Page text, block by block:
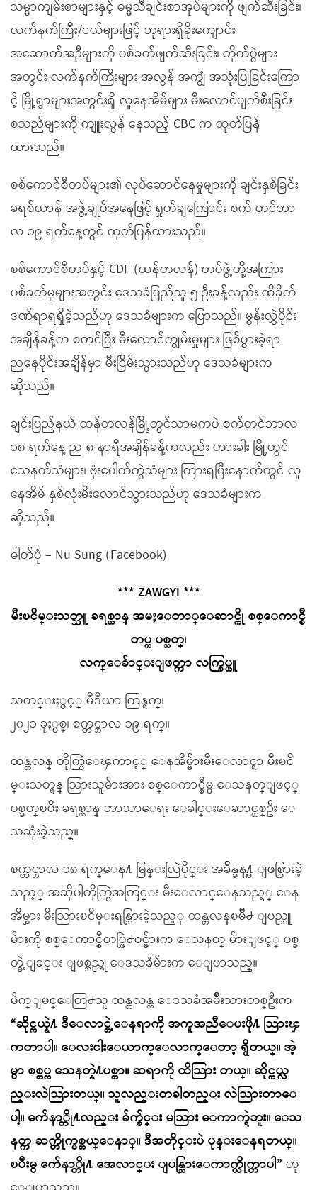
သမ္မာကျမ်းစာများနှင့် ဓမ္မသီချင်းစာအုပ်များကို ဖျက်ဆီးခြင်း၊
လက်နက်ကြီး/ငယ်များဖြင့် ဘုရားရှိခိုးကျောင်း
အဆောက်အဦများကို ပစ်ခတ်ဖျက်ဆီးခြင်း၊ တိုက်ပွဲများ
အတွင်း လက်နက်ကြီးများ အလွန် အကျွံ အသုံးပြုခြင်းကြော
င့် မြို့ရွာများအတွင်းရှိ လူနေအိမ်များ မီးလောင်ပျက်စီးခြင်း
စသည်များကို ကျူးလွန် နေသည့် CBC က ထုတ်ပြန်
ထားသည်။
စစ်ကောင်စီတပ်များ၏ လုပ်ဆောင်နေမှုများကို ချင်းနှစ်ခြင်း
ခရစ်ယာန် အဖွဲ့ချုပ်အနေဖြင့် ရှုတ်ချကြောင်း စက် တင်ဘာ
လ ၁၉ ရက်နေ့တွင် ထုတ်ပြန်ထားသည်။
စစ်ကောင်စီတပ်နှင့် CDF (ထန်တလန်) တပ်ဖွဲ့တို့အကြား
ပစ်ခတ်မှုများအတွင်း ဒေသခံပြည်သူ ၅ ဦးခန့်လည်း ထိခိုက်
ဒဏ်ရာရရှိခဲ့သည်ဟု ဒေသခံများက ပြောသည်။ မွန်းလွှဲပိုင်း
အချိန်ခန့်က စတင်ပြီး မီးလောင်ကျွမ်းမှုများ ဖြစ်ပွားခဲ့ရာ
ညနေပိုင်းအချိန်မှာ မီးငြိမ်းသွားသည်ဟု ဒေသခံများက
ဆိုသည်။
ချင်းပြည်နယ် ထန်တလန်မြို့တွင်သာမကပဲ စက်တင်ဘာလ
၁၈ ရက်နေ့ ည ၈ နာရီအချိန်ခန့်ကလည်း ဟားခါး မြို့တွင်
သေနတ်သံများ၊ ဗုံးပေါက်ကွဲသံများ ကြားရပြီးနောက်တွင် လူ
နေအိမ် နှစ်လုံးမီးလောင်သွားသည်ဟု ဒေသခံများက
ဆိုသည်။
ဓါတ်ပုံ – Nu Sung (Facebook)
*** ZAWGYI ***
မီးၿငိမ္းသတ္သူ ခရစ္ယာန္ အမႈေတာ္ေဆာင္ကို စစ္ေကာင္စီ
တပ္က ပစ္သတ္၊
လက္ေခ်ာင္းျဖတ္ကာ လက္စြပ္ယူ
သတင္းႏွင့္ မီဒီယာ ကြန္ရက္၊
၂၀၂၁ ခုႏွစ္၊ စက္တင္ဘာလ ၁၉ ရက္။
ထန္တလန္ တိုက္ပြဲေၾကာင့္ ေနအိမ္မ်ားမီးေလာင္ရာ မီးၿငိ
မ္းသတ္ရန္ သြားသူမ်ားအား စစ္ေကာင္စီမွ ေသနတ္ျဖင့္
ပစ္ခတ္ၿပီး ခရစ္ယာန္ ဘာသာေရး ေခါင္းေဆာင္တစ္ဦး ေ
သဆုံးခဲ့သည္။
စက္တင္ဘာလ ၁၈ ရက္ေန႔ မြန္းလြဲပိုင္း အခ်ိန္ခန႔္က ျဖစ္ပြားခဲ့
သည့္ အဆိုပါတိုက္ပြဲအတြင္း မီးေလာင္ေနသည့္ ေန
အိမ္အား မီးသြားၿငိမ္းရန္သြားခဲ့သည့္ ထန္တလန္ၿမိဳ႕ ျပည္သူ
မ်ားကို စစ္ေကာင္စီတပ္ဖြဲ႕ဝင္မ်ားက ေသနတ္ မ်ားျဖင့္ ပစ္ခ
တ္ခဲ့ျခင္း ျဖစ္သည္ဟု ေဒသခံမ်ားက ေျပာသည္။
မ်က္ျမင္ေတြ႕သူ ထန္တလန္က ေဒသခံအမ်ိဳးသားတစ္ဦးက
“ဆိုင္ကယ္နဲ႔ ဒီေလာင္တဲ့ေနရာကို အကူအညီေပးဖို႔ သြားၾ
ကတာပါ။ ေလးငါးေယာက္ေလာက္ေတာ့ ရွိတယ္။ အဲ့
မွာ စစ္တပ္က ေသနတ္နဲ႔ပစ္တာ။ ဆရာကို ထိသြား တယ္။ ဆိုင္ကယ္လ
ည္းလဲသြားတယ္။ သူလည္းတခါတည္း လဲသြားတာေ
ပါ့။ က်ေနာ္တို႔လည္း ခ်က္ခ်င္း မသြား ေကာက္ရဲဘူး။ ေသ
နတ္က ဆက္တိုက္ပစ္တယ္ေနာ္။ ဒီအတိုင္းပဲ ပုန္းေနရတယ္။
ၿပီးမွ က်ေနာ္တို႔ အေလာင္း ျပန္သြားေကာက္လိုက္တာပါ” ဟု